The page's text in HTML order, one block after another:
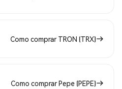
Como comprar TRON (TRX)
Como comprar Pepe (PEPE)